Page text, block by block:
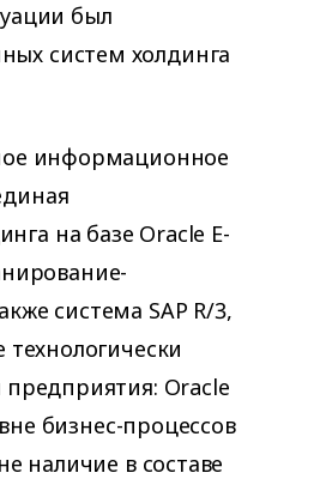
был
систем холдинга
информационное
на базе Oracle E-
система SAP R/3,
предприятия: Oracle
бизнес-процессов
наличие в составе